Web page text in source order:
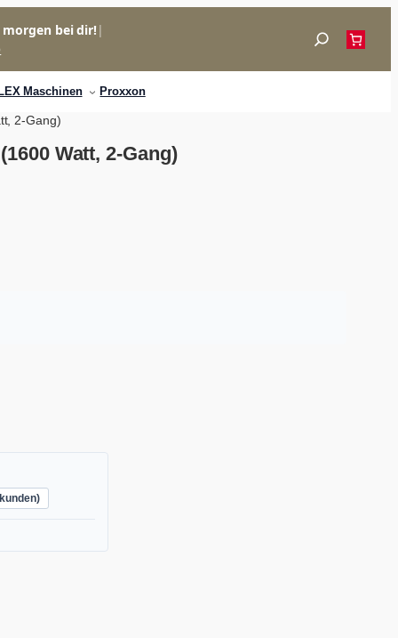
morgen bei dir!|
Suchen
Maschinen Proxxon
2-Gang)
Watt, 2-Gang)